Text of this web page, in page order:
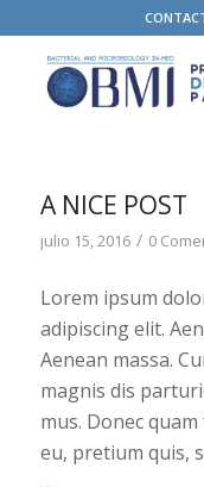
A NICE POST
julio 15, 2016 / 0
Lorem ipsum
adipiscing elit.
Aenean massa.
magnis dis
mus. Donec
eu, pretium quis,